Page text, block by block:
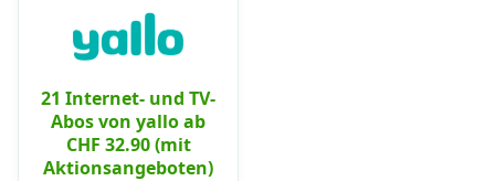
21 Internet- und TV-
Abos von yallo ab
CHF 32.90 (mit
Aktionsangeboten)